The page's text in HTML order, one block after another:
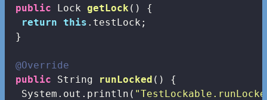
public Lock getLock ()
{
return this .testLock;
}
@Override
public String runLocked ()
{
  System.out.println(